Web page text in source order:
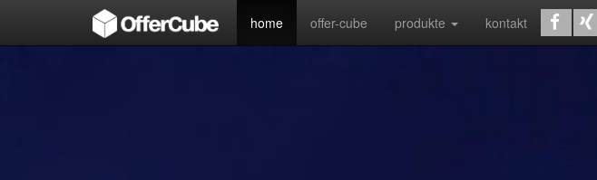
home offer-cube produkte kontakt